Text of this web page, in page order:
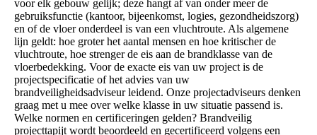
voor elk gebouw gelijk; deze hangt af van onder meer de
gebruiksfunctie (kantoor, bijeenkomst, logies, gezondheidszorg)
en of de vloer onderdeel is van een vluchtroute. Als algemene
lijn geldt: hoe groter het aantal mensen en hoe kritischer de
vluchtroute, hoe strenger de eis aan de brandklasse van de
vloerbedekking. Voor de exacte eis van uw project is de
projectspecificatie of het advies van uw
brandveiligheidsadviseur leidend. Onze projectadviseurs denken
graag met u mee over welke klasse in uw situatie passend is.
Welke normen en certificeringen gelden? Brandveilig
projecttapijt wordt beoordeeld en gecertificeerd volgens een